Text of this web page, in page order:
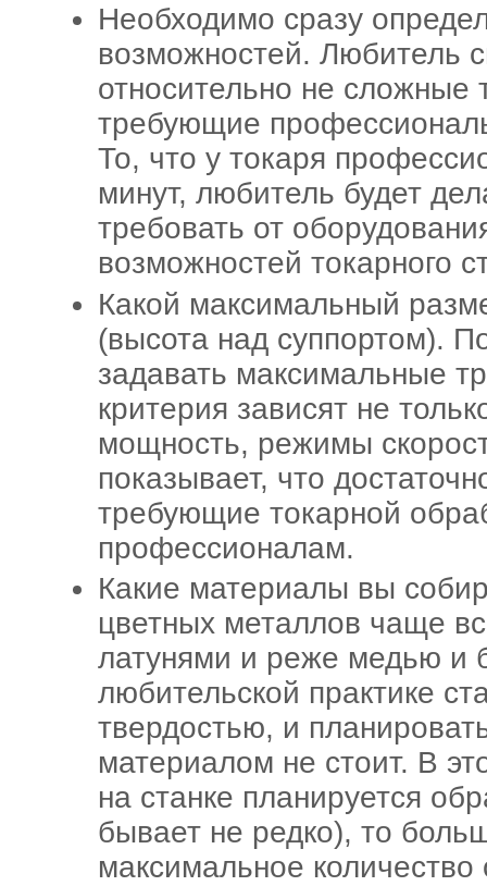
Необходимо сразу
возможностей. Любитель
относительно не сложные
требующие
То, что у токаря
минут, любитель будет
требовать от
возможностей токарного
Какой максимальный
(высота над суппортом).
задавать максимальные
критерия зависят не
мощность, режимы
показывает, что
требующие токарной
профессионалам.
Какие материалы вы
цветных металлов чаще
латунями и реже медью и
любительской практике
твердостью, и
материалом не стоит. В
на станке планируется
бывает не редко), то
максимальное